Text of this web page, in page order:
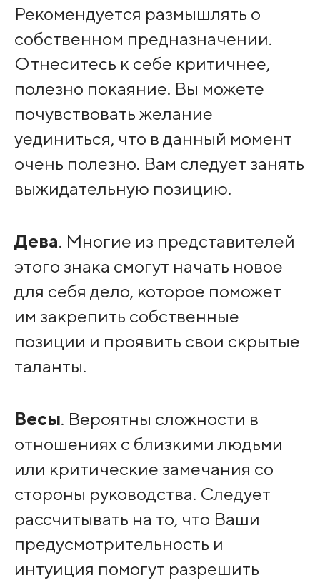
Рекомендуется размышлять о
собственном предназначении.
Отнеситесь к себе критичнее,
полезно покаяние. Вы можете
почувствовать желание
уединиться, что в данный момент
очень полезно. Вам следует занять
выжидательную позицию.
Дева. Многие из представителей
этого знака смогут начать новое
для себя дело, которое поможет
им закрепить собственные
позиции и проявить свои скрытые
таланты.
Весы. Вероятны сложности в
отношениях с близкими людьми
или критические замечания со
стороны руководства. Следует
рассчитывать на то, что Ваши
предусмотрительность и
интуиция помогут разрешить